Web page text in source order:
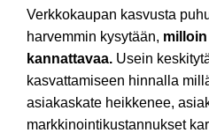
Verkkokaupan kasvusta
harvemmin kysytään,
kannattavaa. Usein
kasvattamiseen hinnalla
asiakaskate heikkenee,
markkinointikustannukset